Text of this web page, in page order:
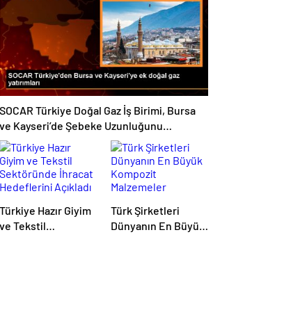
kadınlara pozitif
ayrımcılık yapıyoruz
SOCAR Türkiye Doğal Gaz İş Birimi, Bursa
ve Kayseri’de Şebeke Uzunluğunu
Artıracak
Türkiye Hazır Giyim
ve Tekstil
Türk Şirketleri
Dünyanın En Büyük